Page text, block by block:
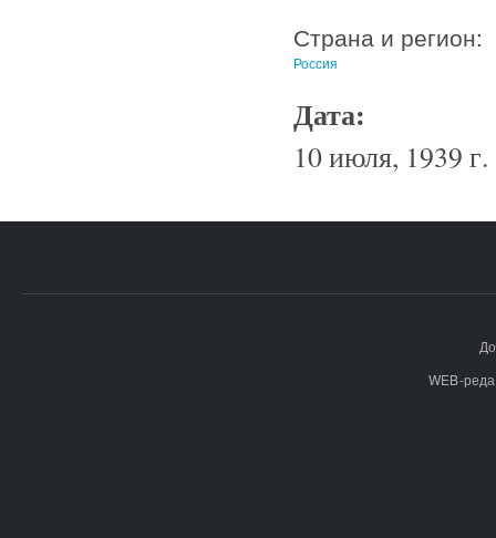
Страна и регион:
Россия
Дата:
10 июля, 1939 г.
WEB-